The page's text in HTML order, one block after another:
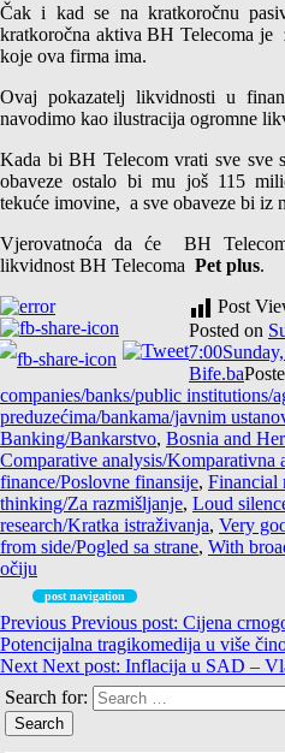
Čak i kad se na kratkoročnu
kratkoročna aktiva BH Telecoma je
koje ova firma ima.
Ovaj pokazatelj likvidnosti u
navodimo kao ilustracija ogromne
Kada bi BH Telecom vrati sve
obaveze ostalo bi mu još 115
tekuće imovine, a sve obaveze bi iz
Vjerovatnoća da će BH
likvidnost BH Telecoma Pet plus.
Post
Posted on
7:00
Bife.ba
companies/banks/public institutions/
preduzećima/bankama/javnim
Banking/Bankarstvo, Bosnia and
Comparative analysis/Komparativna
finance/Poslovne finansije, Financial
thinking/Za razmišljanje, Loud
research/Kratka istraživanja, Very
from side/Pogled sa strane, With
očiju
post navigation
Previous Previous post: Cijena
Potencijalna tragikomedija u više
Next Next post: Inflacija u SAD –
Search for: